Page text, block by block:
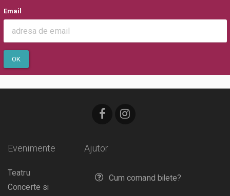
Email
OK
Ajutor
Cum comand bilete?
Evenimente
Teatru
Concerte si